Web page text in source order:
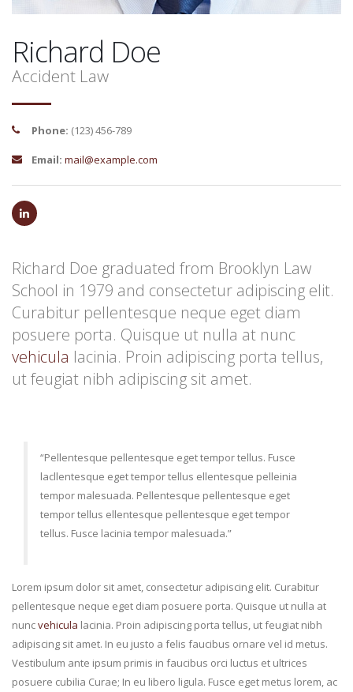
Richard Doe
Accident Law
Phone: (123) 456-789
Email: mail@example.com
Richard Doe graduated from Brooklyn Law
School in 1979 and consectetur adipiscing elit.
Curabitur pellentesque neque eget diam
posuere porta. Quisque ut nulla at nunc
vehicula lacinia. Proin adipiscing porta tellus,
ut feugiat nibh adipiscing sit amet.
“Pellentesque pellentesque eget tempor tellus. Fusce
lacllentesque eget tempor tellus ellentesque pelleinia
tempor malesuada. Pellentesque pellentesque eget
tempor tellus ellentesque pellentesque eget tempor
tellus. Fusce lacinia tempor malesuada.”
Lorem ipsum dolor sit amet, consectetur adipiscing elit. Curabitur
pellentesque neque eget diam posuere porta. Quisque ut nulla at
nuncvehicula lacinia. Proin adipiscing porta tellus, ut feugiat nibh
adipiscing sit amet. In eu justo a felis faucibus ornare vel id metus.
Vestibulum ante ipsum primis in faucibus orci luctus et ultrices
posuere cubilia Curae; In eu libero ligula. Fusce eget metus lorem, ac